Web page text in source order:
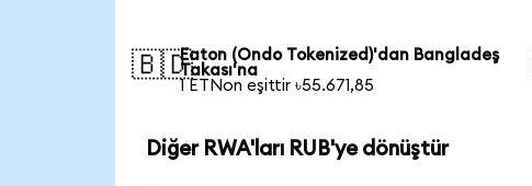
🇧🇩Eaton (Ondo Tokenized)'dan Bangladeş
Takası'na
1 ETNon eşittir ৳55.671,85
Diğer RWA'ları RUB'ye dönüştür